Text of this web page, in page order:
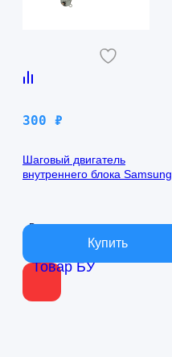
Товар БУ
300 ₽
Шаговый двигатель
внутреннего блока Samsung
В наличии